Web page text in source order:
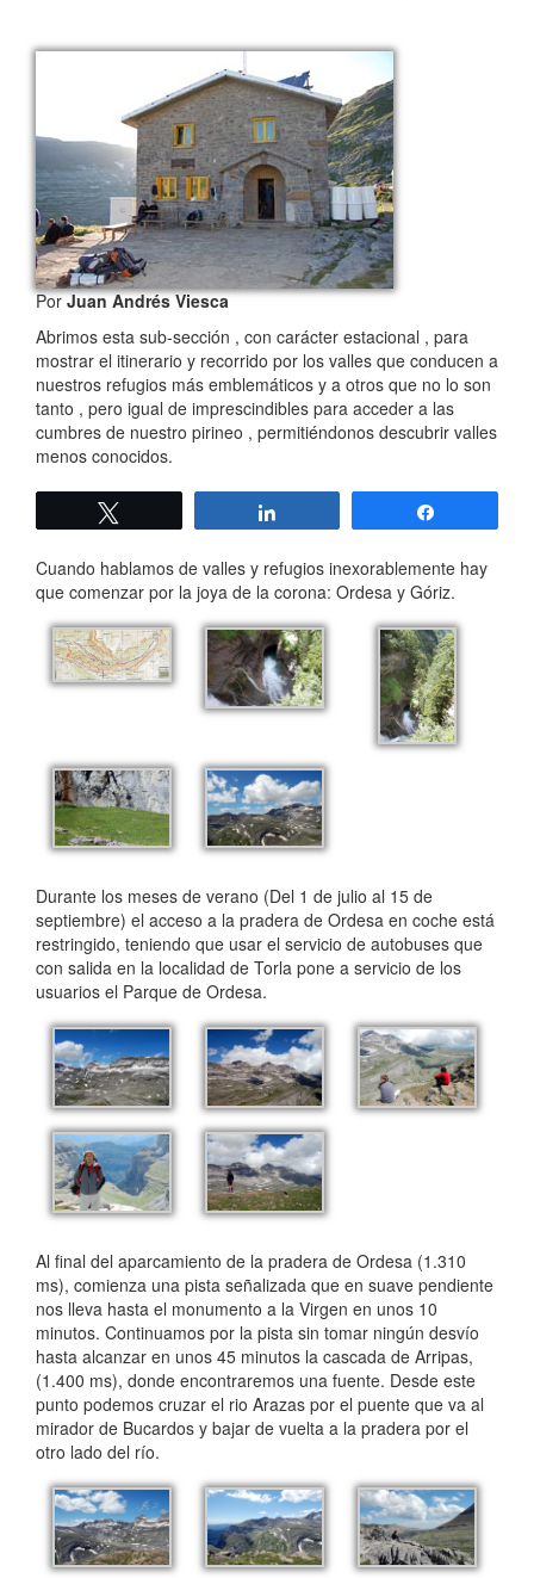
PorJuan Andrés Viesca
Abrimos esta sub-sección , con carácter estacional , para
mostrar el itinerario y recorrido por los valles que conducen a
nuestros refugios más emblemáticos y a otros que no lo son
tanto , pero igual de imprescindibles para acceder a las
cumbres de nuestro pirineo , permitiéndonos descubrir valles
menos conocidos.
Cuando hablamos de valles y refugios inexorablemente hay
que comenzar por la joya de la corona: Ordesa y Góriz.
Durante los meses de verano (Del 1 de julio al 15 de
septiembre) el acceso a la pradera de Ordesa en coche está
restringido, teniendo que usar el servicio de autobuses que
con salida en la localidad de Torla pone a servicio de los
usuarios el Parque de Ordesa.
Al final del aparcamiento de la pradera de Ordesa (1.310
ms), comienza una pista señalizada que en suave pendiente
nos lleva hasta el monumento a la Virgen en unos 10
minutos. Continuamos por la pista sin tomar ningún desvío
hasta alcanzar en unos 45 minutos la cascada de Arripas,
(1.400 ms), donde encontraremos una fuente. Desde este
punto podemos cruzar el rio Arazas por el puente que va al
mirador de Bucardos y bajar de vuelta a la pradera por el
otro lado del río.